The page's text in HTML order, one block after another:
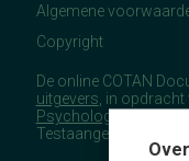
Algemene
Copyright
De online COTAN
uitgevers , in
Psychologen(NIP),
Testaangelegenheden